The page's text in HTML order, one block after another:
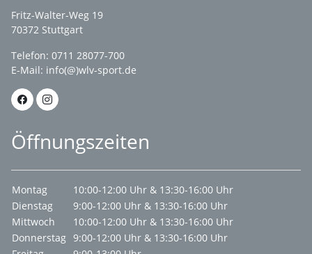
Fritz-Walter-Weg 19
70372 Stuttgart
Telefon: 0711 28077-700
E-Mail: info(@)wlv-sport.de
Öffnungszeiten
Montag
10:00-12:00 Uhr & 13:30-16:00 Uhr
Dienstag
9:00-12:00 Uhr & 13:30-16:00 Uhr
Mittwoch
10:00-12:00 Uhr & 13:30-16:00 Uhr
Donnerstag 9:00-12:00 Uhr & 13:30-16:00 Uhr